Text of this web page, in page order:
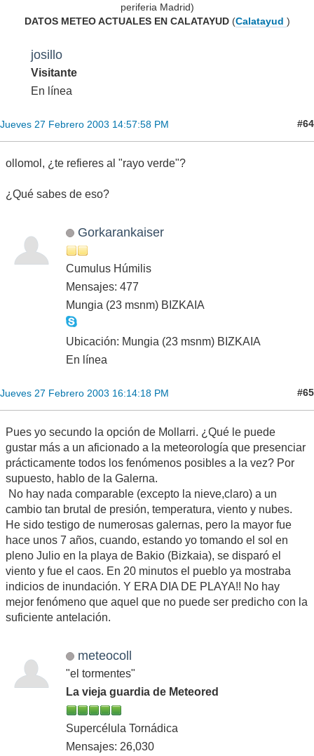
periferia Madrid)
DATOS METEO ACTUALES EN CALATAYUD(Calatayud )
josillo
Visitante
En línea
Jueves 27 Febrero 2003 14:57:58 PM #64
ollomol, ¿te refieres al "rayo verde"?
¿Qué sabes de eso?
Gorkarankaiser
Cumulus Húmilis
Mensajes: 477
Mungia (23 msnm) BIZKAIA
Ubicación: Mungia (23 msnm) BIZKAIA
En línea
Jueves 27 Febrero 2003 16:14:18 PM #65
Pues yo secundo la opción de Mollarri. ¿Qué le puede
gustar más a un aficionado a la meteorología que presenciar
prácticamente todos los fenómenos posibles a la vez? Por
supuesto, hablo de la Galerna.
No hay nada comparable (excepto la nieve,claro) a un
cambio tan brutal de presión, temperatura, viento y nubes.
He sido testigo de numerosas galernas, pero la mayor fue
hace unos 7 años, cuando, estando yo tomando el sol en
pleno Julio en la playa de Bakio (Bizkaia), se disparó el
viento y fue el caos. En 20 minutos el pueblo ya mostraba
indicios de inundación. Y ERA DIA DE PLAYA!! No hay
mejor fenómeno que aquel que no puede ser predicho con la
suficiente antelación.
meteocoll
"el tormentes"
La vieja guardia de Meteored
Supercélula Tornádica
Mensajes: 26,030